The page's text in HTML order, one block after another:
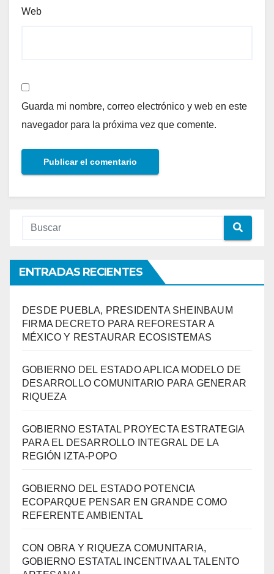
Web
Guarda mi nombre, correo electrónico y web en este
navegador para la próxima vez que comente.
ENTRADAS RECIENTES
DESDE PUEBLA, PRESIDENTA SHEINBAUM
FIRMA DECRETO PARA REFORESTAR A
MÉXICO Y RESTAURAR ECOSISTEMAS
GOBIERNO DEL ESTADO APLICA MODELO DE
DESARROLLO COMUNITARIO PARA GENERAR
RIQUEZA
GOBIERNO ESTATAL PROYECTA ESTRATEGIA
PARA EL DESARROLLO INTEGRAL DE LA
REGIÓN IZTA-POPO
GOBIERNO DEL ESTADO POTENCIA
ECOPARQUE PENSAR EN GRANDE COMO
REFERENTE AMBIENTAL
CON OBRA Y RIQUEZA COMUNITARIA,
GOBIERNO ESTATAL INCENTIVA AL TALENTO